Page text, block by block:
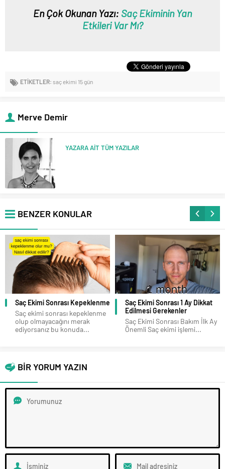
En Çok Okunan Yazı: Saç Ekiminin Yan
Etkileri Var Mı?
ETİKETLER: saç ekimi 15 gün
Merve Demir
YAZARA AİT TÜM YAZILAR
BENZER KONULAR
Saç Ekimi Sonrası Kepeklenme
Saç ekimi sonrası kepeklenme
olup olmayacağını merak
ediyorsanız bu konuda...
Saç Ekimi Sonrası 1 Ay Dikkat
Edilmesi Gerekenler
Saç Ekimi Sonrası Bakım İlk Ay
Önemli Saç ekimi işlemi...
BİR YORUM YAZIN